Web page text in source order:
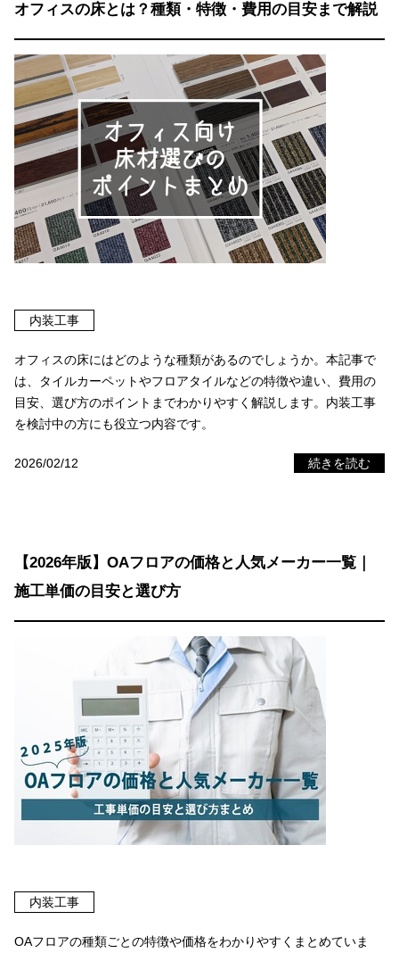
オフィスの床とは？種類・特徴・費用の目安まで解説
内装工事
オフィスの床にはどのような種類があるのでしょうか。本記事で
は、タイルカーペットやフロアタイルなどの特徴や違い、費用の
目安、選び方のポイントまでわかりやすく解説します。内装工事
を検討中の方にも役立つ内容です。
2026/02/12 続きを読む
【2026年版】OAフロアの価格と人気メーカー一覧｜
施工単価の目安と選び方
内装工事
OAフロアの種類ごとの特徴や価格をわかりやすくまとめていま